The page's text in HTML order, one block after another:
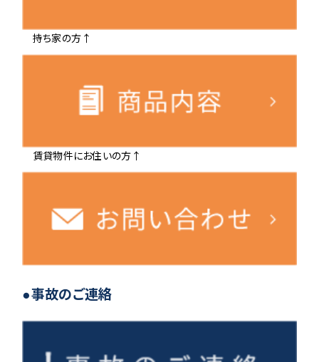
持ち家の方↑
賃貸物件にお住いの方↑
●事故のご連絡